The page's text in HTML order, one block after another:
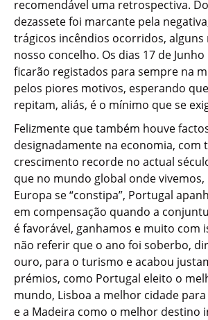
recomendável uma retrospectiva.
dezassete foi marcante pela
trágicos incêndios ocorridos,
nosso concelho. Os dias 17 de
ficarão registados para sempre na
pelos piores motivos, esperando
repitam, aliás, é o mínimo que se
Felizmente que também houve
designadamente na economia, com
crescimento recorde no actual
que no mundo global onde vivemos,
Europa se “constipa”, Portugal
em compensação quando a
é favorável, ganhamos e muito com
não referir que o ano foi soberbo,
ouro, para o turismo e acabou
prémios, como Portugal eleito o
mundo, Lisboa a melhor cidade
e a Madeira como o melhor destino